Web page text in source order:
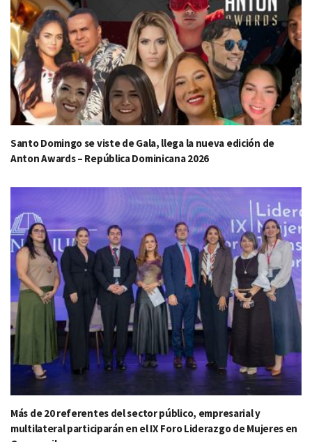
Santo Domingo se viste de Gala, llega la nueva edición de
Anton Awards – República Dominicana 2026
Más de 20 referentes del sector público, empresarial y
multilateral participarán en el IX Foro Liderazgo de Mujeres en